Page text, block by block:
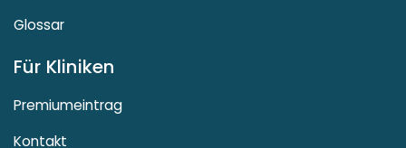
Glossar
Für Kliniken
Premiumeintrag
Kontakt